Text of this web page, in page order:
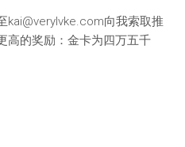
kai@verylvke.com向我索取推
高的奖励：金卡为四万五千